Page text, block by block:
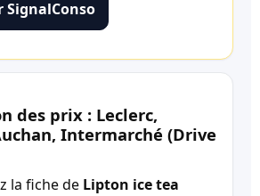
SignalConso
des prix : Leclerc,
Intermarché (Drive
la fiche de Lipton ice tea